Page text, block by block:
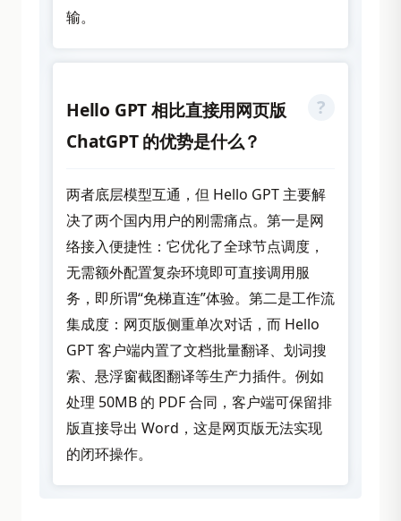
输。
Hello GPT 相比直接用网页版
ChatGPT 的优势是什么？
两者底层模型互通，但 Hello GPT 主要解
决了两个国内用户的刚需痛点。第一是网
络接入便捷性：它优化了全球节点调度，
无需额外配置复杂环境即可直接调用服
务，即所谓“免梯直连”体验。第二是工作流
集成度：网页版侧重单次对话，而 Hello
GPT 客户端内置了文档批量翻译、划词搜
索、悬浮窗截图翻译等生产力插件。例如
处理 50MB 的 PDF 合同，客户端可保留排
版直接导出 Word，这是网页版无法实现
的闭环操作。